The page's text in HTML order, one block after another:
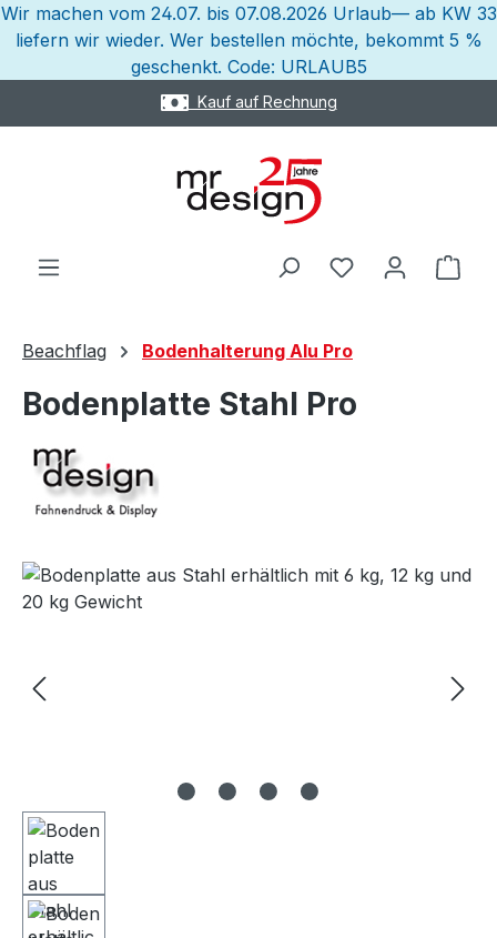
Zum Hauptinhalt springen
Wir machen vom 24.07. bis 07.08.2026 Urlaub— ab KW 33
liefern wir wieder. Wer bestellen möchte, bekommt 5 %
geschenkt. Code: URLAUB5
Kauf auf Rechnung
Beachflag Bodenhalterung Alu Pro
Bodenplatte Stahl Pro
Bildergalerie überspringen